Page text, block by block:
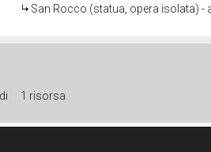
San Rocco (statua, opera isolata) -
di 1 risorsa